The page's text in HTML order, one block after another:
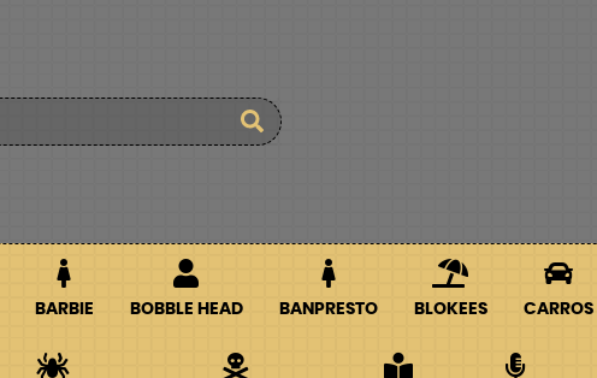
BARBIE BOBBLE HEAD BANPRESTO BLOKEES CARROS